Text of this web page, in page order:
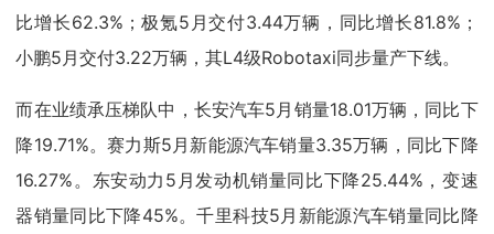
比增长62.3%；极氪5月交付3.44万辆，同比增长81.8%；
小鹏5月交付3.22万辆，其L4级Robotaxi同步量产下线。
而在业绩承压梯队中，长安汽车5月销量18.01万辆，同比下
降19.71%。赛力斯5月新能源汽车销量3.35万辆，同比下降
16.27%。东安动力5月发动机销量同比下降25.44%，变速
器销量同比下降45%。千里科技5月新能源汽车销量同比降